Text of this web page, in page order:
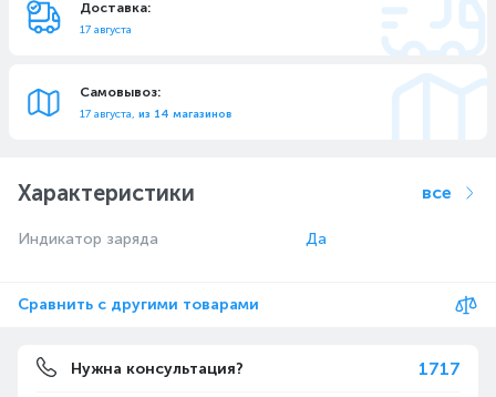
Доставка:
17 августа
Самовывоз:
17 августа, из 14 магазинов
Характеристики все
Индикатор заряда Да
Сравнить с другими товарами
Нужна консультация? 1717